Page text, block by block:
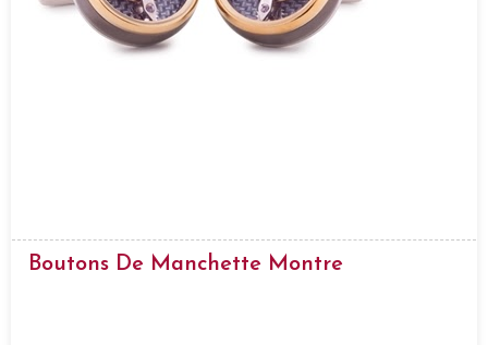
Boutons De Manchette Montre